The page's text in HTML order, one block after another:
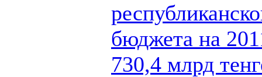
бюджета на
730,4 млрд